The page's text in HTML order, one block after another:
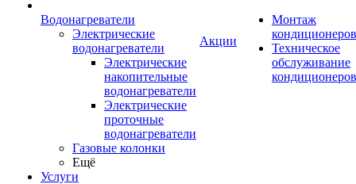
Водонагреватели
Электрические
водонагреватели
Электрические
накопительные
водонагреватели
Электрические
проточные
водонагреватели
Газовые колонки
Ещё
Услуги
Акции
Монтаж
кондиционеров
Техническое
обслуживание
кондиционеров